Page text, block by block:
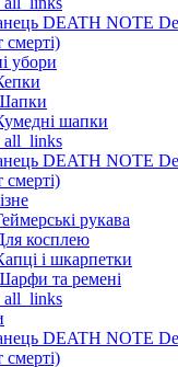
убори
шапки
рукава
косплею
і шкарпетки
та ремені